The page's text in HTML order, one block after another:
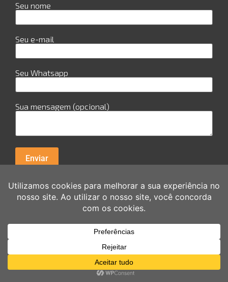
Seu nome
Seu e-mail
Seu Whatsapp
Sua mensagem (opcional)
R. Cuiabá, 978 - Sala 29 - Candeias - Jaboatão dos
Guararapes Av. Guararpes, 154 - sala 0111 - Santo
Amaro - Recife
Copyright © 2026 Akilli Brasil | Criado por Akilli Brasil